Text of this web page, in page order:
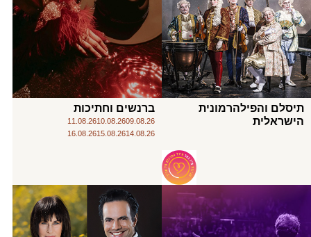
תיסלם והפילהרמונית
הישראלית
ברנשים וחתיכות
09.08.26
10.08.26
11.08.26
14.08.26
15.08.26
16.08.26